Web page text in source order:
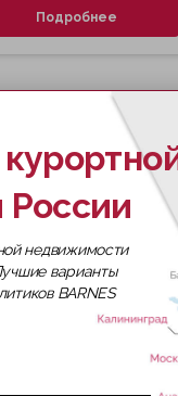
Подробнее
Скачать все
deluxe от Tekta
среду и
— в зоне
Локация
недвижимости
варианты
BARNES